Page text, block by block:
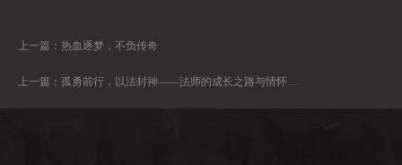
上一篇： 热血逐梦，不负传奇
上一篇： 孤勇前行，以法封神——法师的成长之路与情怀坚守